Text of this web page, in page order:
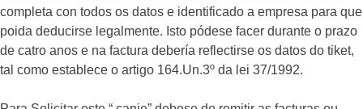
completa con todos os datos e identificado a empresa para que
poida deducirse legalmente. Isto pódese facer durante o prazo
de catro anos e na factura debería reflectirse os datos do tiket,
tal como establece o artigo 164.Un.3º da lei 37/1992.